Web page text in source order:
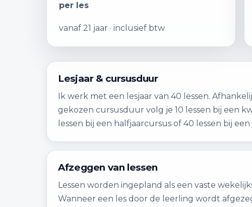
per les
vanaf 21 jaar · inclusief btw
Lesjaar & cursusduur
Ik werk met een lesjaar van 40 lessen.
gekozen cursusduur volg je 10 lessen bij een
lessen bij een halfjaarcursus of 40 lessen bij een
Afzeggen van lessen
Lessen worden ingepland als een vaste
Wanneer een les door de leerling wordt